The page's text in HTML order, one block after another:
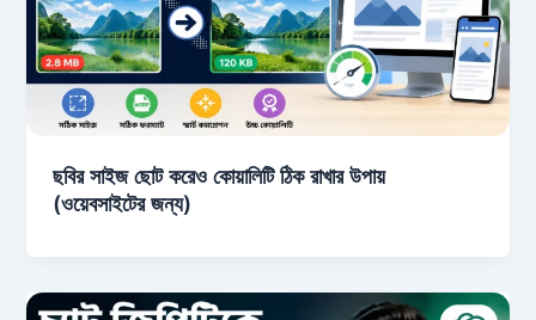
ছবির সাইজ ছোট করেও কোয়ালিটি ঠিক রাখার উপায়
(ওয়েবসাইটের জন্য)